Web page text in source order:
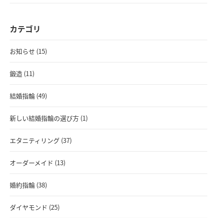
カテゴリ
お知らせ (15)
鍛造 (11)
結婚指輪 (49)
新しい結婚指輪の選び方 (1)
エタニティリング (37)
オーダーメイド (13)
婚約指輪 (38)
ダイヤモンド (25)